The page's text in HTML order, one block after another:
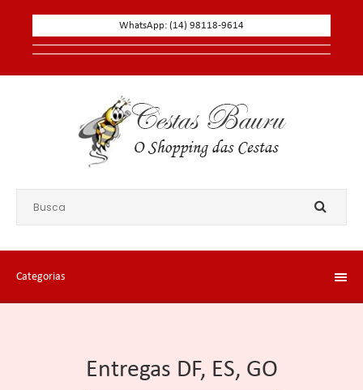
WhatsApp: (14) 98118-9614
Categorias
Entregas DF, ES, GO